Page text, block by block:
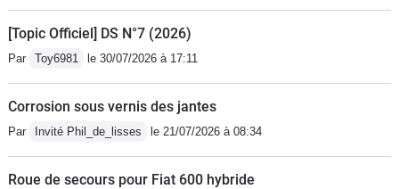
[Topic Officiel] DS N°7 (2026)
Par Toy6981 le 30/07/2026 à 17:11
Corrosion sous vernis des jantes
Par Invité Phil_de_lisses le 21/07/2026 à 08:34
Roue de secours pour Fiat 600 hybride